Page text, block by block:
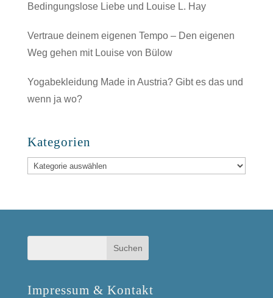
Bedingungslose Liebe und Louise L. Hay
Vertraue deinem eigenen Tempo – Den eigenen
Weg gehen mit Louise von Bülow
Yogabekleidung Made in Austria? Gibt es das und
wenn ja wo?
Kategorien
Kategorien
Impressum & Kontakt